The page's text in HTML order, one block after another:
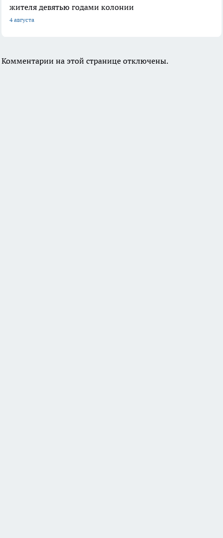
жителя девятью годами колонии
4 августа
Комментарии на этой странице отключены.